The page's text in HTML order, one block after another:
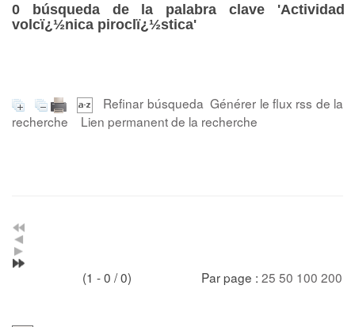
0 búsqueda de la palabra clave 'Actividad
volcï¿½nica piroclï¿½stica'
Refinar búsqueda Générer le flux rss de la
recherche
Lien permanent de la recherche
(1 - 0 / 0) Par page : 25 50 100 200